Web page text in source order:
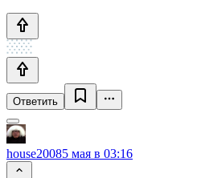
Ответить
house20085 мая в 03:16